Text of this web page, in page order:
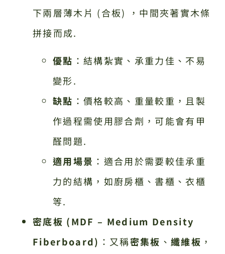
下兩層薄木片 (合板) ，中間夾著實木條
拼接而成.
優點 ：結構紮實、承重力佳、不易
變形.
缺點 ：價格較高、重量較重，且製
作過程需使用膠合劑，可能會有甲
醛問題.
適用場景 ：適合用於需要較佳承重
力的結構，如廚房櫃、書櫃、衣櫃
等.
密底板 (MDF – Medium Density
Fiberboard) ：又稱密集板 、纖維板 ，